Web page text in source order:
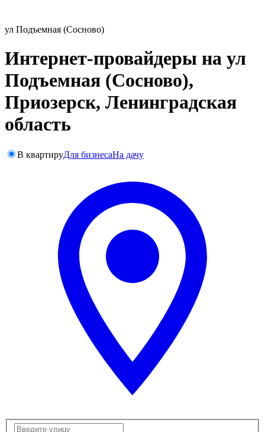
ул Подъемная (Сосново)
Интернет-провайдеры на ул
Подъемная (Сосново),
Приозерск, Ленинградская
область
В квартируДля бизнесаНа дачу